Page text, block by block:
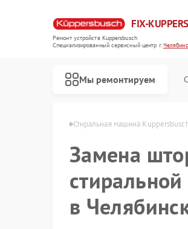
FIX-
Ремонт устройств Kuppersbusch
Специализированный cервисный центр г.
Мы ремонтируем
Стиральная машина
Замена
в